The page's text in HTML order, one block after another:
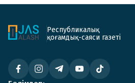
Республикалық
қоғамдық-саяси газеті